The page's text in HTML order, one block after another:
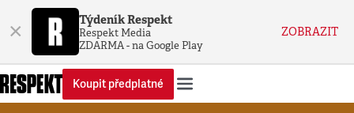
× Týdeník Respekt
Respekt Media
ZDARMA - na Google Play
ZOBRAZIT
Koupit předplatné